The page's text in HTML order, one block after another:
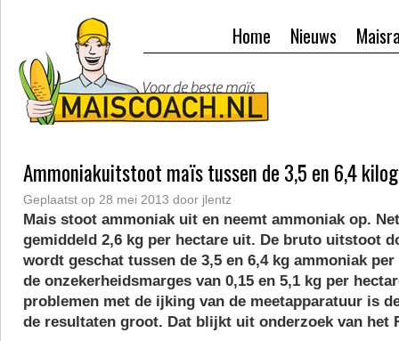
Nieuws
Home
Ammoniakuitstoot maïs tussen de 3,5 en 6,4
Geplaatst op 28 mei 2013 door jlentz
Mais stoot ammoniak uit en neemt ammoniak op.
gemiddeld 2,6 kg per hectare uit. De bruto uitstoot
wordt geschat tussen de 3,5 en 6,4 kg ammoniak
de onzekerheidsmarges van 0,15 en 5,1 kg per
problemen met de ijking van de meetapparatuur is
de resultaten groot. Dat blijkt uit onderzoek van het